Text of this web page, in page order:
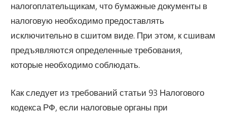
налогоплательщикам, что бумажные документы в
налоговую необходимо предоставлять
исключительно в сшитом виде. При этом, к сшивам
предъявляются определенные требования,
которые необходимо соблюдать.
Как следует из требований статьи 93 Налогового
кодекса РФ, если налоговые органы при